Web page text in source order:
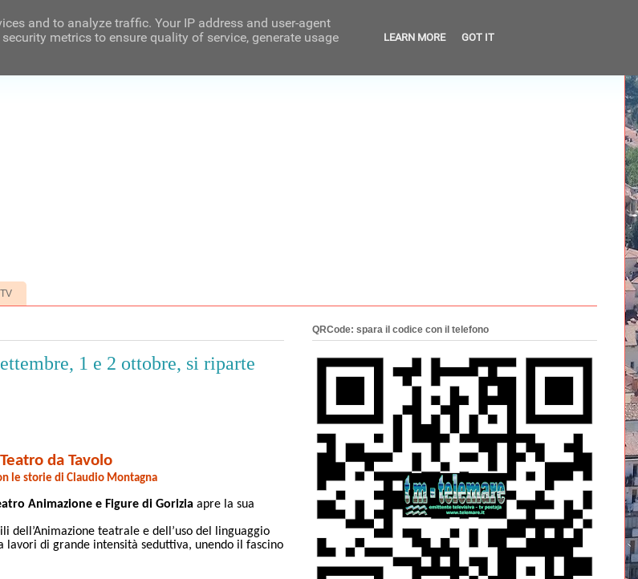
1 e 2 ottobre, si riparte
da Tavolo
le storie di Claudio Montagna
Animazione e Figure di Gorizia apre la sua
dell’Animazione teatrale e dell’uso del linguaggio
di grande intensità seduttiva, unendo il fascino
QRCode: spara il codice con il telefono
and to analyze traffic. Your IP address and user-agent
metrics to ensure quality of service, generate usage
LEARN MORE GOT IT